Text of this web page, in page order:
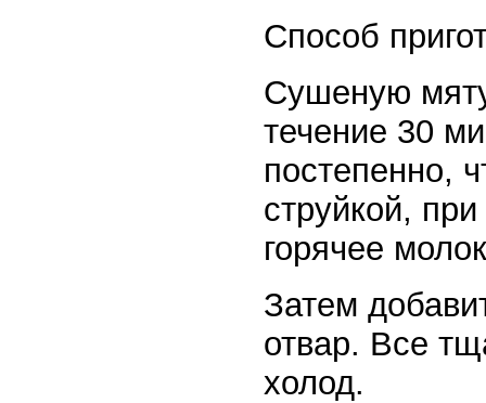
Способ
Сушеную
течение 30
постепенно,
струйкой,
горячее
Затем
отвар. Все
холод.